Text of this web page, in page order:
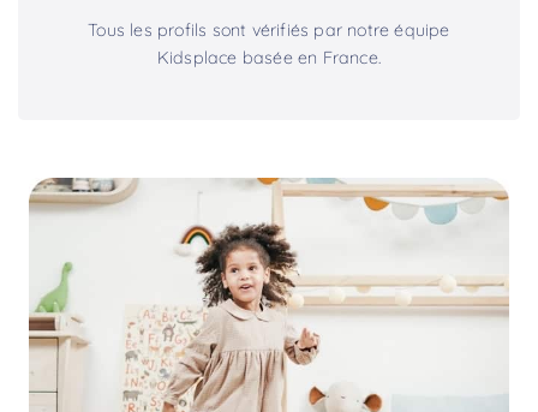
Tous les profils sont vérifiés par notre équipe
Kidsplace basée en France.